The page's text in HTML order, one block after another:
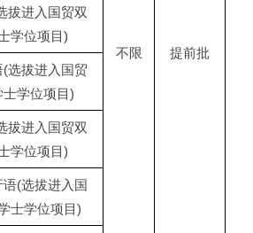
不限 提前批
拔进入国贸双
学位项目)
(选拔进入国贸
士学位项目)
拔进入国贸双
学位项目)
语(选拔进入国
士学位项目)